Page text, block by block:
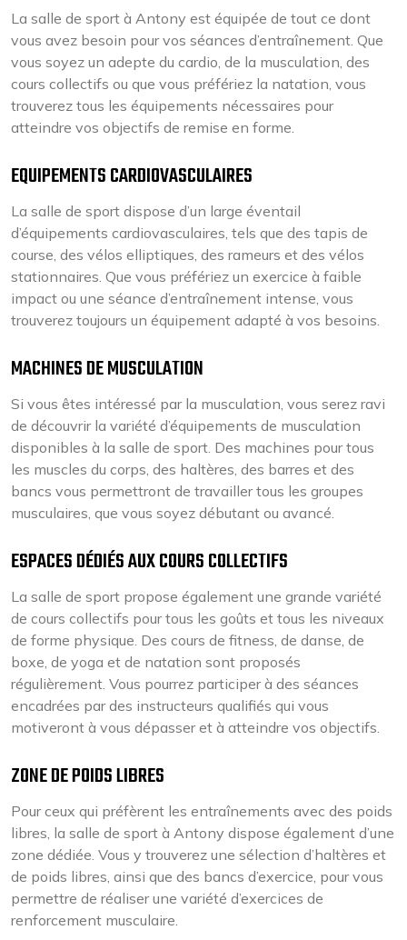
La salle de sport à Antony est équipée de tout ce dont
vous avez besoin pour vos séances d’entraînement. Que
vous soyez un adepte du cardio, de la musculation, des
cours collectifs ou que vous préfériez la natation, vous
trouverez tous les équipements nécessaires pour
atteindre vos objectifs de remise en forme.
EQUIPEMENTS CARDIOVASCULAIRES
La salle de sport dispose d’un large éventail
d’équipements cardiovasculaires, tels que des tapis de
course, des vélos elliptiques, des rameurs et des vélos
stationnaires. Que vous préfériez un exercice à faible
impact ou une séance d’entraînement intense, vous
trouverez toujours un équipement adapté à vos besoins.
MACHINES DE MUSCULATION
Si vous êtes intéressé par la musculation, vous serez ravi
de découvrir la variété d’équipements de musculation
disponibles à la salle de sport. Des machines pour tous
les muscles du corps, des haltères, des barres et des
bancs vous permettront de travailler tous les groupes
musculaires, que vous soyez débutant ou avancé.
ESPACES DÉDIÉS AUX COURS COLLECTIFS
La salle de sport propose également une grande variété
de cours collectifs pour tous les goûts et tous les niveaux
de forme physique. Des cours de fitness, de danse, de
boxe, de yoga et de natation sont proposés
régulièrement. Vous pourrez participer à des séances
encadrées par des instructeurs qualifiés qui vous
motiveront à vous dépasser et à atteindre vos objectifs.
ZONE DE POIDS LIBRES
Pour ceux qui préfèrent les entraînements avec des poids
libres, la salle de sport à Antony dispose également d’une
zone dédiée. Vous y trouverez une sélection d’haltères et
de poids libres, ainsi que des bancs d’exercice, pour vous
permettre de réaliser une variété d’exercices de
renforcement musculaire.